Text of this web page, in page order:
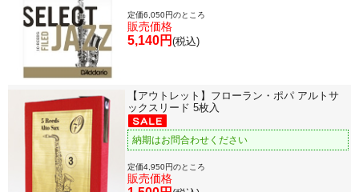
定価6,050円のところ
販売価格
5,140円 (税込)
【アウトレット】フローラン・ポパ アルトサ
ックスリード 5枚入
納期はお問合わせください
定価4,950円のところ
販売価格